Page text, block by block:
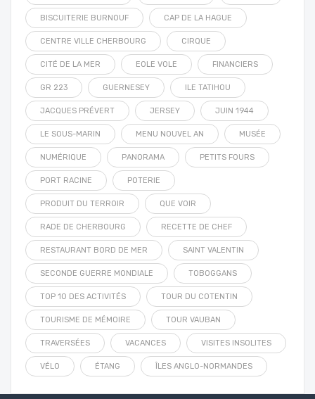
BISCUITERIE BURNOUF CAP DE LA HAGUE
CENTRE VILLE CHERBOURG CIRQUE
CITÉ DE LA MER EOLE VOLE FINANCIERS
GR 223 GUERNESEY ILE TATIHOU
JACQUES PRÉVERT JERSEY JUIN 1944
LE SOUS-MARIN MENU NOUVEL AN MUSÉE
NUMÉRIQUE PANORAMA PETITS FOURS
PORT RACINE POTERIE
PRODUIT DU TERROIR QUE VOIR
RADE DE CHERBOURG RECETTE DE CHEF
RESTAURANT BORD DE MER SAINT VALENTIN
SECONDE GUERRE MONDIALE TOBOGGANS
TOP 10 DES ACTIVITÉS TOUR DU COTENTIN
TOURISME DE MÉMOIRE TOUR VAUBAN
TRAVERSÉES VACANCES VISITES INSOLITES
VÉLO ÉTANG ÎLES ANGLO-NORMANDES